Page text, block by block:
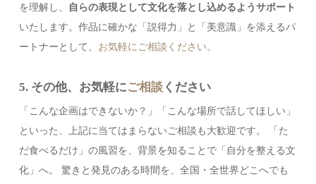
を理解し、
自らの表現として文化を落とし込めるようサポート
いたします。作品に確かな「説得力」と「美意識」を添えるパ
ートナーとして、 お気軽にご相談ください。
5. その他、お気軽にご相談 ください
「こんな企画はできないか？」「こんな場所で話してほしい」
といった、上記に当てはまらないご相談も大歓迎です。 「た
だ食べるだけ」の風習を、背景を知ることで「自分を整える文
化」へ。 驚きと発見のある時間を、全国・全世界どこへでも